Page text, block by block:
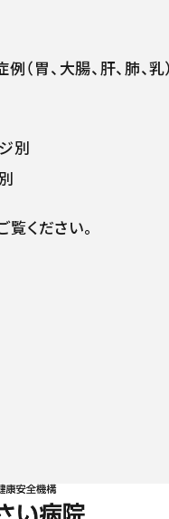
胃、大腸、肝、肺、乳）
別
覧ください。